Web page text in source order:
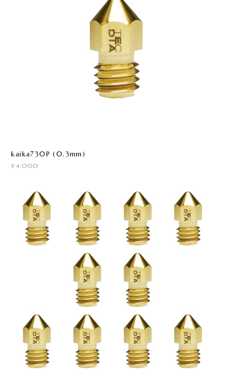
kaika730P (0.3mm)
¥4,000